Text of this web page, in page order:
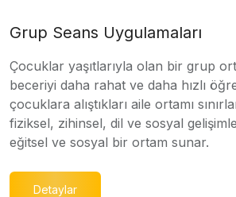
Grup Seans Uygulamaları
Çocuklar yaşıtlarıyla olan bir grup
beceriyi daha rahat ve daha hızlı
çocuklara alıştıkları aile ortamı
fiziksel, zihinsel, dil ve sosyal
eğitsel ve sosyal bir ortam sunar.
Detaylar